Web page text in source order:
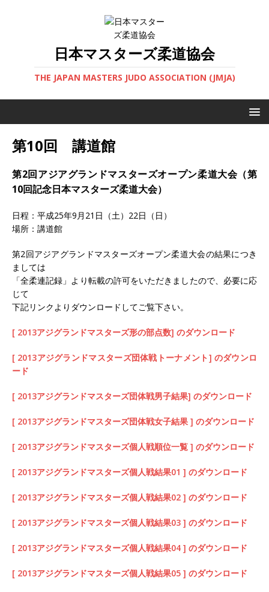
日本マスターズ柔道協会
THE JAPAN MASTERS JUDO ASSOCIATION (JMJA)
第10回 講道館
第2回アジアグランドマスターズオープン柔道大会（第
10回記念日本マスターズ柔道大会）
日程：平成25年9月21日（土）22日（日）
場所：講道館
第2回アジアグランドマスターズオープン柔道大会の結果につき
ましては
「全柔連記録」より転載の許可をいただきましたので、必要に応
じて
下記リンクよりダウンロードしてご覧下さい。
[ 2013アジグランドマスターズ形の部点数] のダウンロード
[ 2013アジグランドマスターズ団体戦トーナメント] のダウンロ
ード
[ 2013アジグランドマスターズ団体戦男子結果] のダウンロード
[ 2013アジグランドマスターズ団体戦女子結果 ] のダウンロード
[ 2013アジグランドマスターズ個人戦順位一覧 ] のダウンロード
[ 2013アジグランドマスターズ個人戦結果01 ] のダウンロード
[ 2013アジグランドマスターズ個人戦結果02 ] のダウンロード
[ 2013アジグランドマスターズ個人戦結果03 ] のダウンロード
[ 2013アジグランドマスターズ個人戦結果04 ] のダウンロード
[ 2013アジグランドマスターズ個人戦結果05 ] のダウンロード